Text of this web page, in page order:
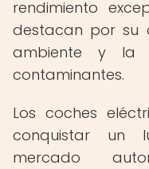
rendimiento
destacan por su
ambiente y la
contaminantes.
Los coches
conquistar un
mercado